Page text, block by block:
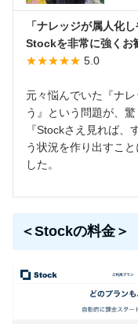
「ナレッジが属人化
Stockを非常に強くお
★★★★★ 5.0
元々悩んでいた『ナ
う』という問題が、
『Stockさえ見れば
う状況を作り出すこ
した。
＜Stockの料金＞